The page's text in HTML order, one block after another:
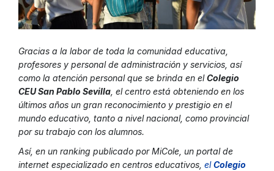
Gracias a la labor de toda la comunidad educativa,
profesores y personal de administración y servicios, así
como la atención personal que se brinda en elColegio
CEU San Pablo Sevilla , el centro está obteniendo en los
últimos años un gran reconocimiento y prestigio en el
mundo educativo, tanto a nivel nacional, como provincial
por su trabajo con los alumnos.
Así, en un ranking publicado por MiCole, un portal de
internet especializado en centros educativos, elColegio